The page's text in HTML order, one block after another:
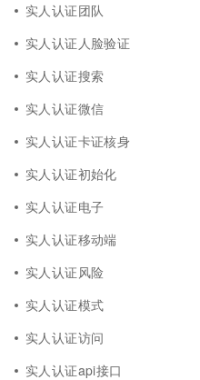
实人认证团队
实人认证人脸验证
实人认证搜索
实人认证微信
实人认证卡证核身
实人认证初始化
实人认证电子
实人认证移动端
实人认证风险
实人认证模式
实人认证访问
实人认证api接口